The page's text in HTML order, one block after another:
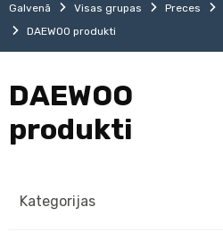
Galvenā Visas grupas Preces
DAEWOO produkti
Kategorijas
DAEWOO
produkti